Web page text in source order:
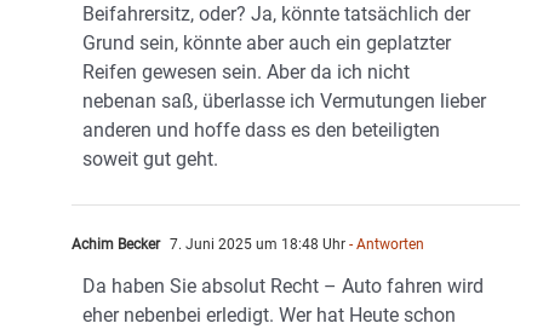
Beifahrersitz, oder? Ja, könnte tatsächlich der
Grund sein, könnte aber auch ein geplatzter
Reifen gewesen sein. Aber da ich nicht
nebenan saß, überlasse ich Vermutungen lieber
anderen und hoffe dass es den beteiligten
soweit gut geht.
Achim Becker 7. Juni 2025 um 18:48 Uhr - Antworten
Da haben Sie absolut Recht – Auto fahren wird
eher nebenbei erledigt. Wer hat Heute schon